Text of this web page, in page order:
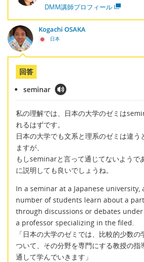
DMM講師プロフィール
Kogachi OSAKA
日本
回答
seminar
私の理解では、日本の大学のゼミは
れるはずです。
日本の大学でも文系と理系のゼミは違う
ますが、
もしseminarと言って通じてないようで
に説明しても良いでしょうね。
In a seminar at a Japanese university,
number of students learn about a
through discussions or debates
a professor specializing in the filed.
「日本の大学のゼミでは、比較的少数
ついて、その分野を専門にする教授の指
通して学んでいきます」